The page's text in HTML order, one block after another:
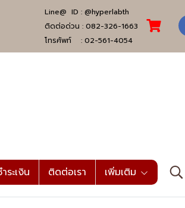
Line@ ID : @hyperlabth
ติดต่อด่วน : 082-326-1663
โทรศัพท์ : 02-561-4054
ระเงิน ติดต่อเรา เพิ่มเติม